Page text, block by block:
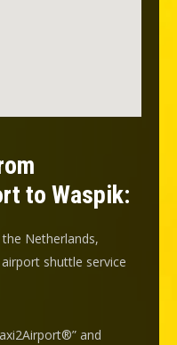
to Waspik:
Netherlands,
shuttle service
and